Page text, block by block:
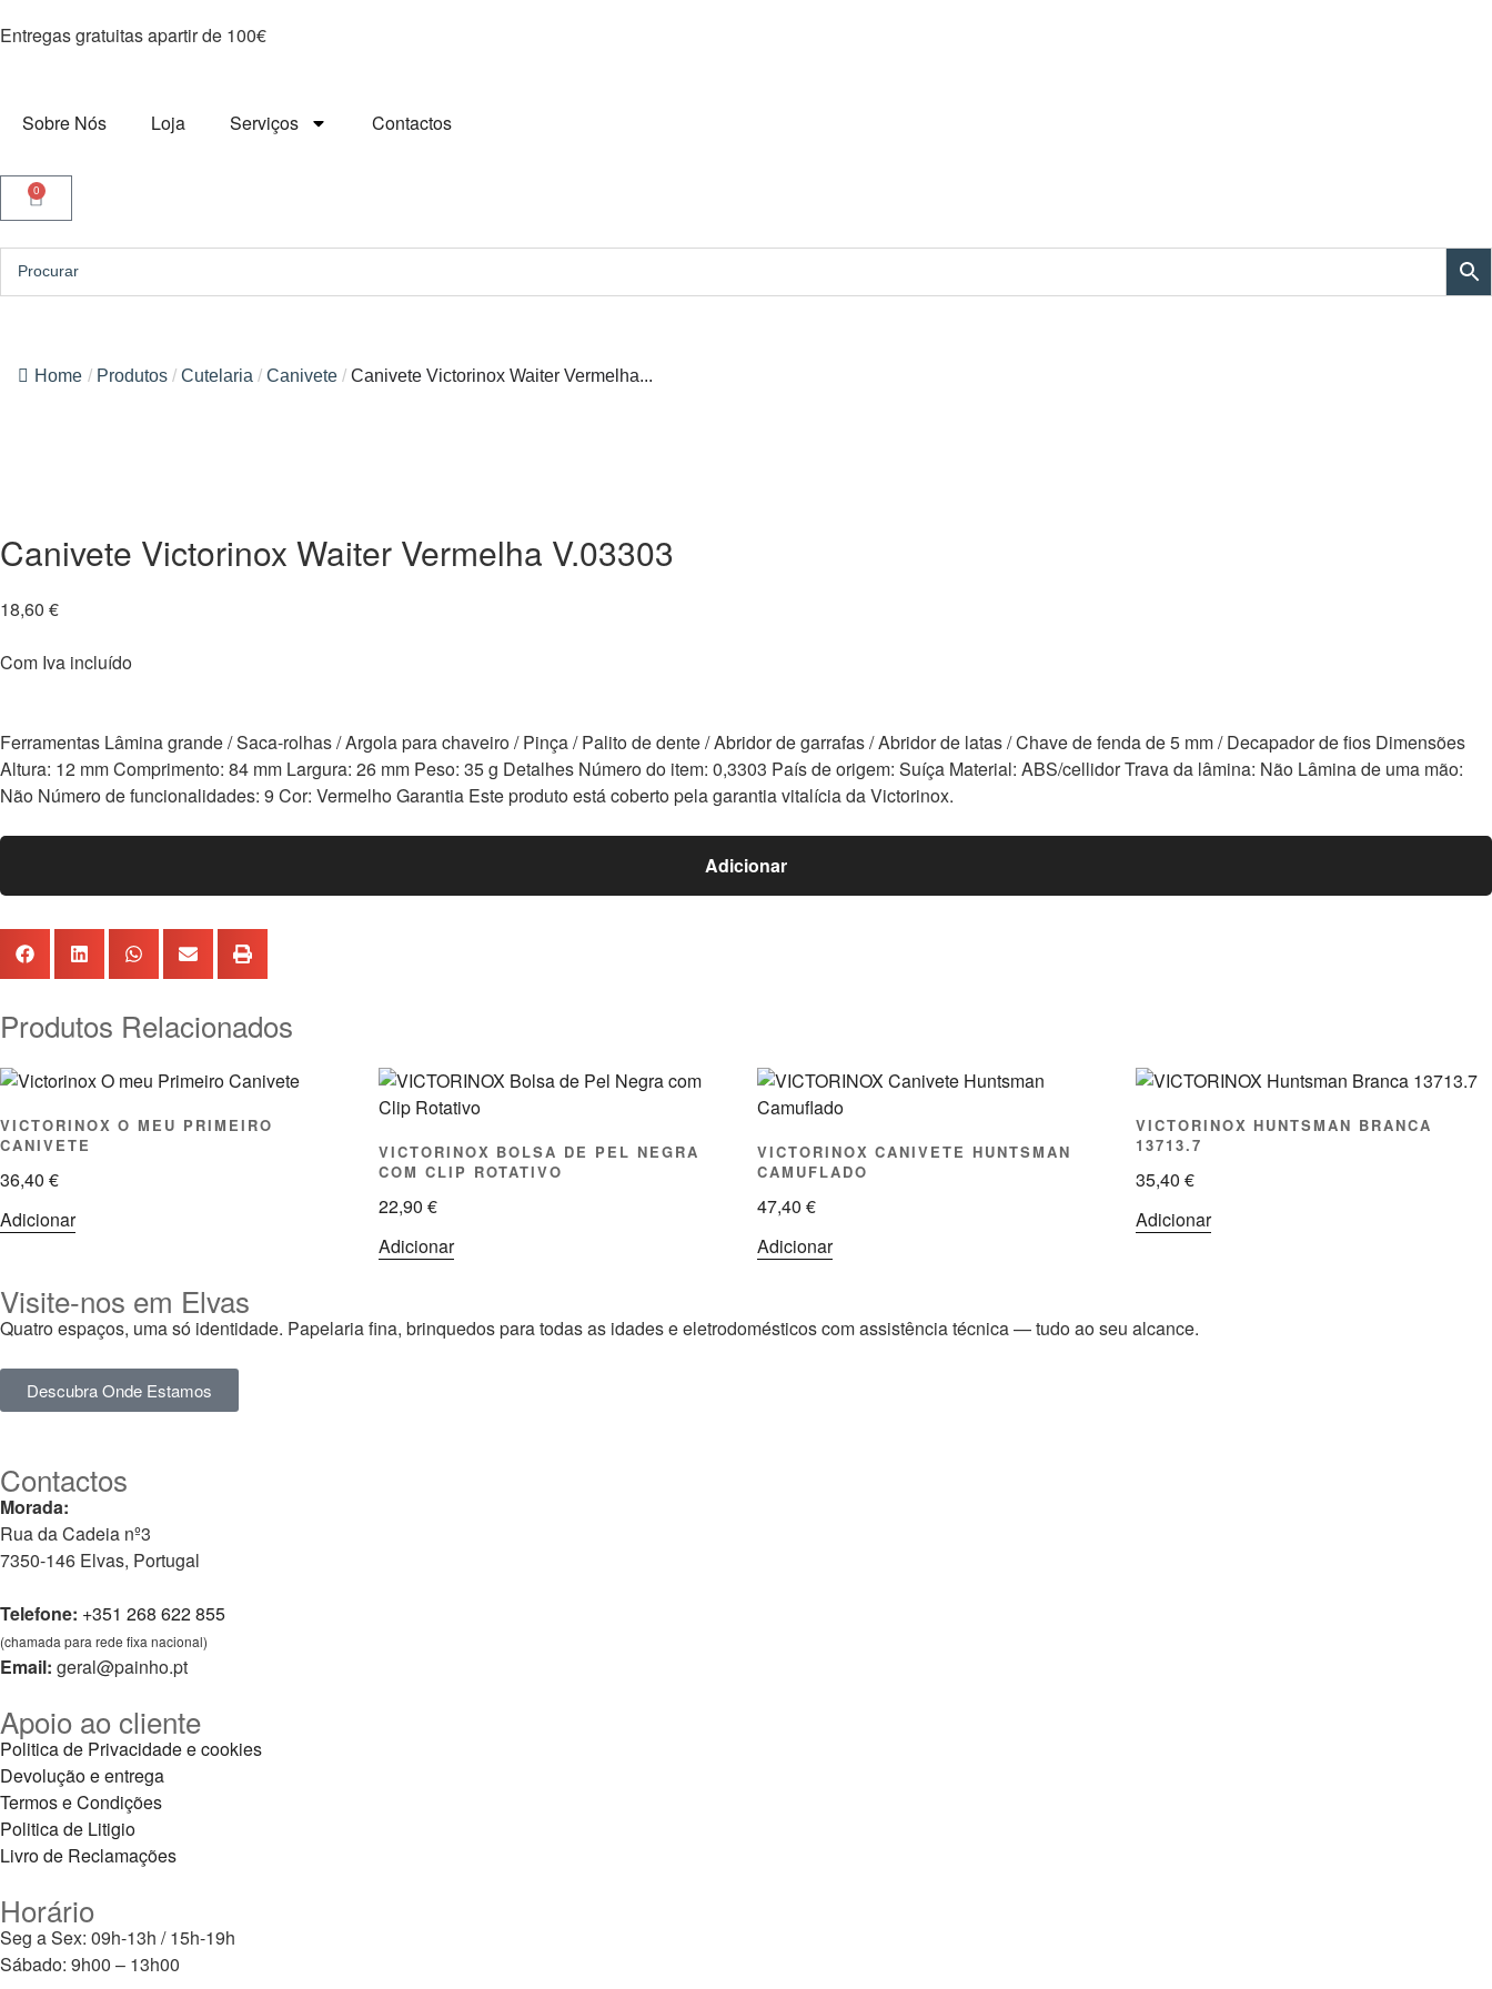
Entregas gratuitas apartir de 100€
Sobre Nós Loja Serviços Contactos
0
Home / Produtos / Cutelaria / Canivete / Canivete Victorinox Waiter Vermelha...
Canivete Victorinox Waiter Vermelha V.03303
18,60 €
Com Iva incluído
Ferramentas Lâmina grande / Saca-rolhas / Argola para chaveiro / Pinça / Palito de dente / Abridor de garrafas / Abridor de latas / Chave de fenda de 5 mm / Decapador de fios Dimensões
Altura: 12 mm Comprimento: 84 mm Largura: 26 mm Peso: 35 g Detalhes Número do item: 0,3303 País de origem: Suíça Material: ABS/cellidor Trava da lâmina: Não Lâmina de uma mão:
Não Número de funcionalidades: 9 Cor: Vermelho Garantia Este produto está coberto pela garantia vitalícia da Victorinox.
Adicionar
Produtos Relacionados
VICTORINOX O MEU PRIMEIRO
CANIVETE
36,40 €
Adicionar
VICTORINOX BOLSA DE PEL NEGRA
COM CLIP ROTATIVO
22,90 €
Adicionar
VICTORINOX CANIVETE HUNTSMAN
CAMUFLADO
47,40 €
Adicionar
VICTORINOX HUNTSMAN BRANCA
13713.7
35,40 €
Adicionar
Visite-nos em Elvas
Quatro espaços, uma só identidade. Papelaria fina, brinquedos para todas as idades e eletrodomésticos com assistência técnica — tudo ao seu alcance.
Descubra Onde Estamos
Contactos
Morada:
Rua da Cadeia nº3
7350-146 Elvas, Portugal
Telefone: +351 268 622 855
(chamada para rede fixa nacional)
Email: geral@painho.pt
Apoio ao cliente
Politica de Privacidade e cookies
Devolução e entrega
Termos e Condições
Politica de Litigio
Livro de Reclamações
Horário
Seg a Sex: 09h-13h / 15h-19h
Sábado: 9h00 – 13h00